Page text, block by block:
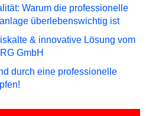
Warum die professionelle
überlebenswichtig ist
& innovative Lösung vom
GmbH
durch eine professionelle